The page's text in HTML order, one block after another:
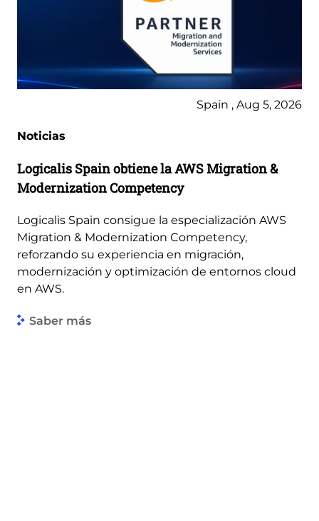
Spain , Aug 5, 2026
Noticias
Logicalis Spain obtiene la AWS Migration &
Modernization Competency
Logicalis Spain consigue la especialización AWS
Migration & Modernization Competency,
reforzando su experiencia en migración,
modernización y optimización de entornos cloud
en AWS.
Saber más